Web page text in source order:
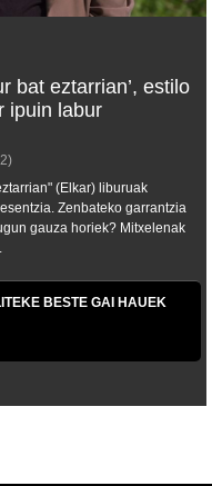
bat eztarrian’, estilo
ipuin labur
(Elkar) liburuak
Zenbateko garrantzia
gauza horiek? Mitxelenak
BESTE GAI HAUEK